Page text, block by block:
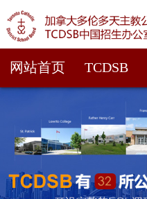
网站首页 TCDSB